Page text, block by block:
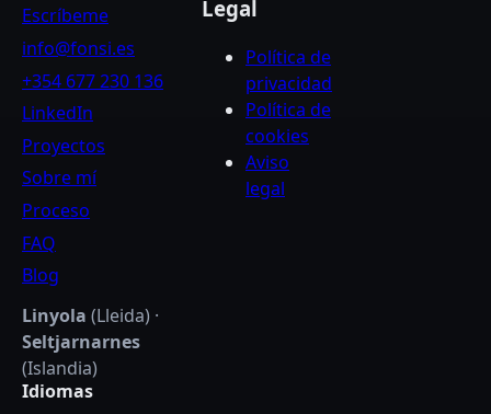
Escríbeme
info@fonsi.es
+354 677 230 136
LinkedIn
Proyectos
Sobre mí
Proceso
FAQ
Blog
Linyola (Lleida) ·
Seltjarnarnes
(Islandia)
Idiomas
Legal
Política de
privacidad
Política de
cookies
Aviso
legal